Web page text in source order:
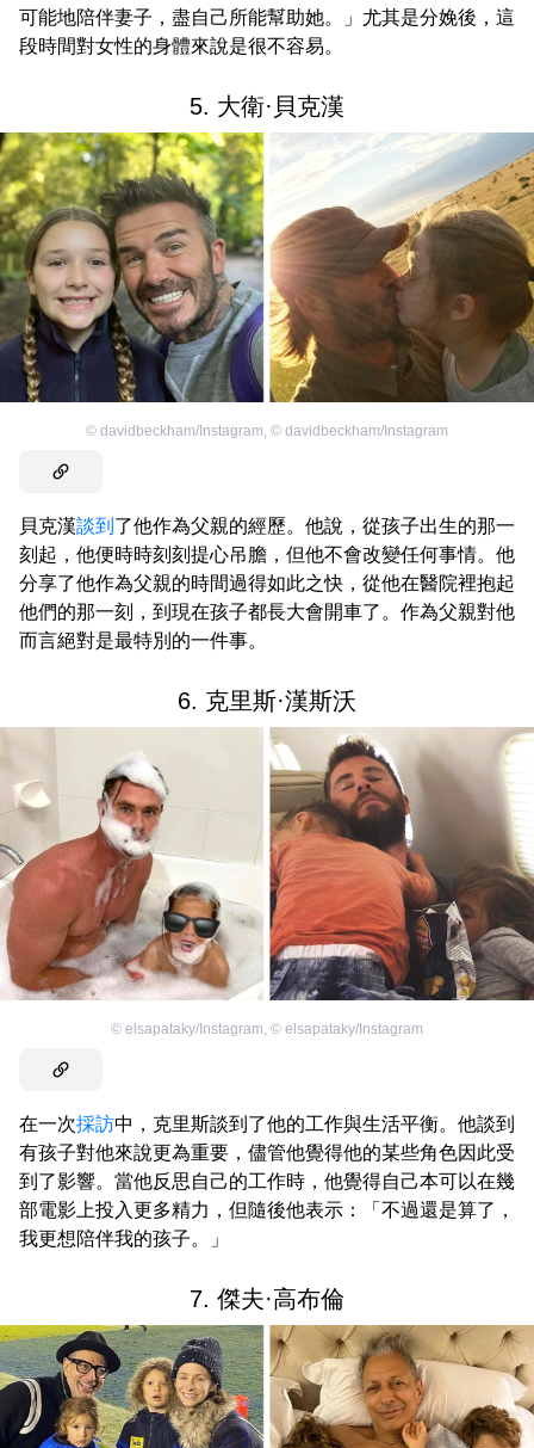
可能地陪伴妻子，盡自己所能幫助她。」尤其是分娩後，這
段時間對女性的身體來說是很不容易。
5. 大衛·貝克漢
© davidbeckham/Instagram, © davidbeckham/Instagram
貝克漢談到 了他作為父親的經歷。他說，從孩子出生的那一
刻起，他便時時刻刻提心吊膽，但他不會改變任何事情。他
分享了他作為父親的時間過得如此之快，從他在醫院裡抱起
他們的那一刻，到現在孩子都長大會開車了。作為父親對他
而言絕對是最特別的一件事。
6. 克里斯·漢斯沃
© elsapataky/Instagram, © elsapataky/Instagram
在一次採訪中，克里斯談到了他的工作與生活平衡。他談到
有孩子對他來說更為重要，儘管他覺得他的某些角色因此受
到了影響。當他反思自己的工作時，他覺得自己本可以在幾
部電影上投入更多精力，但隨後他表示：「不過還是算了，
我更想陪伴我的孩子。」
7. 傑夫·高布倫